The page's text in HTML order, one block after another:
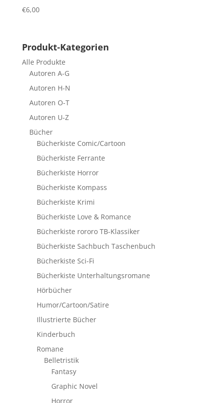
€6,00
Produkt-Kategorien
Alle Produkte
Autoren A-G
Autoren H-N
Autoren O-T
Autoren U-Z
Bücher
Bücherkiste Comic/Cartoon
Bücherkiste Ferrante
Bücherkiste Horror
Bücherkiste Kompass
Bücherkiste Krimi
Bücherkiste Love & Romance
Bücherkiste rororo TB-Klassiker
Bücherkiste Sachbuch Taschenbuch
Bücherkiste Sci-Fi
Bücherkiste Unterhaltungsromane
Hörbücher
Humor/Cartoon/Satire
Illustrierte Bücher
Kinderbuch
Romane
Belletristik
Fantasy
Graphic Novel
Horror